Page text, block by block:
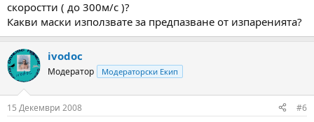
скоростти ( до 300м/с )?
Какви маски използвате за предпазване от изпаренията?
ivodoc
Модератор Модераторски Екип
15 Декември 2008 #6